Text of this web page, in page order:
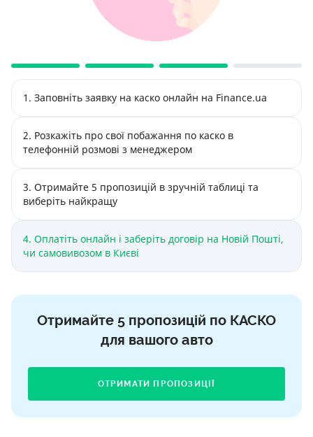
1. Заповніть заявку на каско онлайн на Finance.ua
2. Розкажіть про свої побажання по каско в
телефонній розмові з менеджером
3. Отримайте 5 пропозицій в зручній таблиці та
виберіть найкращу
4. Оплатіть онлайн і заберіть договір на Новій Пошті,
чи самовивозом в Києві
Отримайте 5 пропозицій по КАСКО
для вашого авто
ОТРИМАТИ ПРОПОЗИЦІЇ